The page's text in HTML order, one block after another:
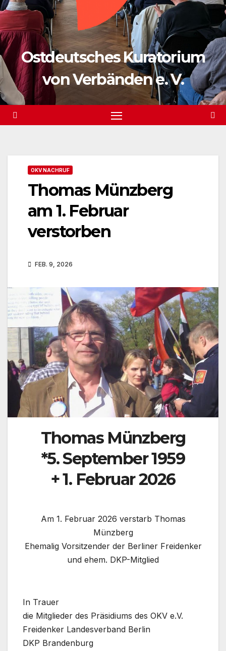
Ostdeutsches Kuratorium
von Verbänden e. V.
OKV NACHRUF
Thomas Münzberg
am 1. Februar
verstorben
FEB. 9, 2026
Thomas Münzberg
*5. September 1959
+ 1. Februar 2026
Am 1. Februar 2026 verstarb Thomas
Münzberg
Ehemalig Vorsitzender der Berliner Freidenker
und ehem. DKP-Mitglied
In Trauer
die Mitglieder des Präsidiums des OKV e.V.
Freidenker Landesverband Berlin
DKP Brandenburg